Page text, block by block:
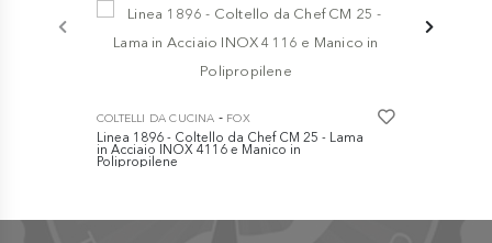
COLTELLI DA CUCINA - FOX
Linea 1896 - Coltello da Chef CM 25 - Lama
in Acciaio INOX 4116 e Manico in
Polipropilene